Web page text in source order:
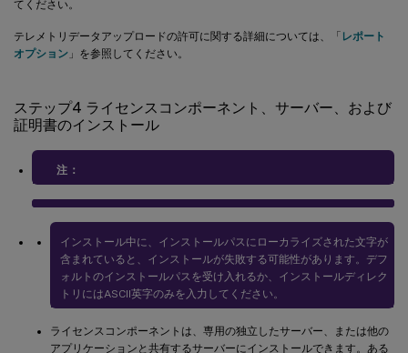
てください。
テレメトリデータアップロードの許可に関する詳細については、「 レポート
オプション 」を参照してください。
ステップ4 ライセンスコンポーネント、サーバー、および
証明書のインストール
注：
インストール中に、インストールパスにローカライズされた文字が
含まれていると、インストールが失敗する可能性があります。デフ
ォルトのインストールパスを受け入れるか、インストールディレク
トリにはASCII英字のみを入力してください。
ライセンスコンポーネントは、専用の独立したサーバー、または他の
アプリケーションと共有するサーバーにインストールできます。ある